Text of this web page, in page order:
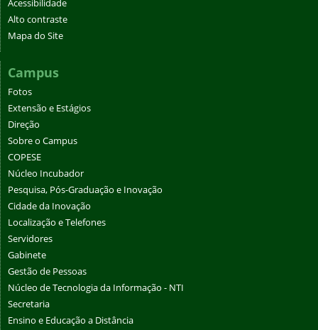
Acessibilidade
Alto contraste
Mapa do Site
Campus
Fotos
Extensão e Estágios
Direção
Sobre o Campus
COPESE
Núcleo Incubador
Pesquisa, Pós-Graduação e Inovação
Cidade da Inovação
Localização e Telefones
Servidores
Gabinete
Gestão de Pessoas
Núcleo de Tecnologia da Informação - NTI
Secretaria
Ensino e Educação a Distância